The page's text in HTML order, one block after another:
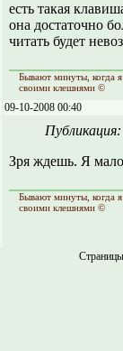
есть такая
она достаточно
читать будет
Бывают минуты, когда
своими клешнями ©
09-10-2008 00:40
Зря ждешь. Я
Бывают минуты, когда
своими клешнями ©